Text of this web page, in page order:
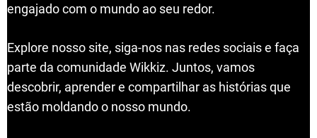
engajado com o mundo ao seu redor.
Explore nosso site, siga-nos nas redes sociais e faça
parte da comunidade Wikkiz. Juntos, vamos
descobrir, aprender e compartilhar as histórias que
estão moldando o nosso mundo.